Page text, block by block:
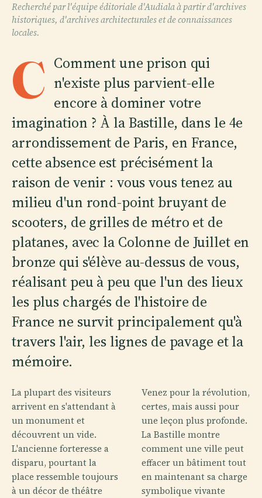
Recherché par l'équipe éditoriale d'Audiala à partir d'archives
historiques, d'archives architecturales et de connaissances
locales.
C Comment une prison qui
n'existe plus parvient-elle
encore à dominer votre
imagination ? À la Bastille, dans le 4e
arrondissement de Paris, en France,
cette absence est précisément la
raison de venir : vous vous tenez au
milieu d'un rond-point bruyant de
scooters, de grilles de métro et de
platanes, avec la Colonne de Juillet en
bronze qui s'élève au-dessus de vous,
réalisant peu à peu que l'un des lieux
les plus chargés de l'histoire de
France ne survit principalement qu'à
travers l'air, les lignes de pavage et la
mémoire.
La plupart des visiteurs
arrivent en s'attendant à
un monument et
découvrent un vide.
L'ancienne forteresse a
disparu, pourtant la
place ressemble toujours
à un décor de théâtre
Venez pour la révolution,
certes, mais aussi pour
une leçon plus profonde.
La Bastille montre
comment une ville peut
effacer un bâtiment tout
en maintenant sa charge
symbolique vivante